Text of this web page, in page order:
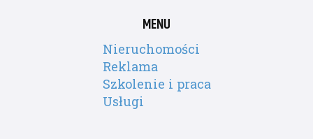
MENU
Nieruchomości
Reklama
Szkolenie i praca
Usługi